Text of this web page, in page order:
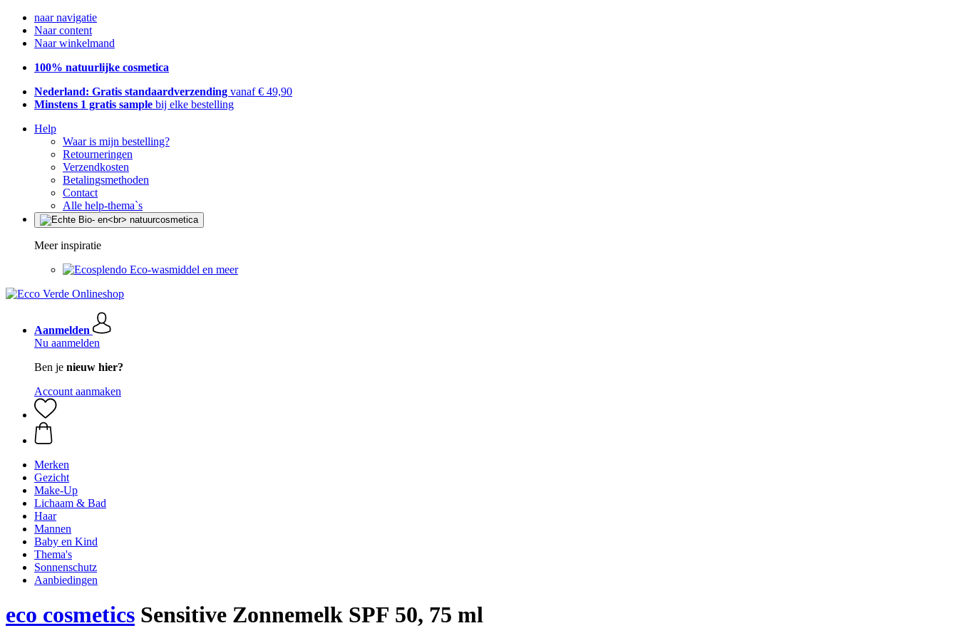
naar navigatie
Naar content
Naar winkelmand
100% natuurlijke cosmetica
Nederland: Gratis standaardverzending vanaf € 49,90
Minstens 1 gratis sample bij elke bestelling
Help
Waar is mijn bestelling?
Retourneringen
Verzendkosten
Betalingsmethoden
Contact
Alle help-thema`s
Meer inspiratie
Eco-wasmiddel en meer
Aanmelden
Nu aanmelden
Ben je nieuw hier?
Account aanmaken
Merken
Gezicht
Make-Up
Lichaam & Bad
Haar
Mannen
Baby en Kind
Thema's
Sonnenschutz
Aanbiedingen
eco cosmetics Sensitive Zonnemelk SPF 50, 75 ml